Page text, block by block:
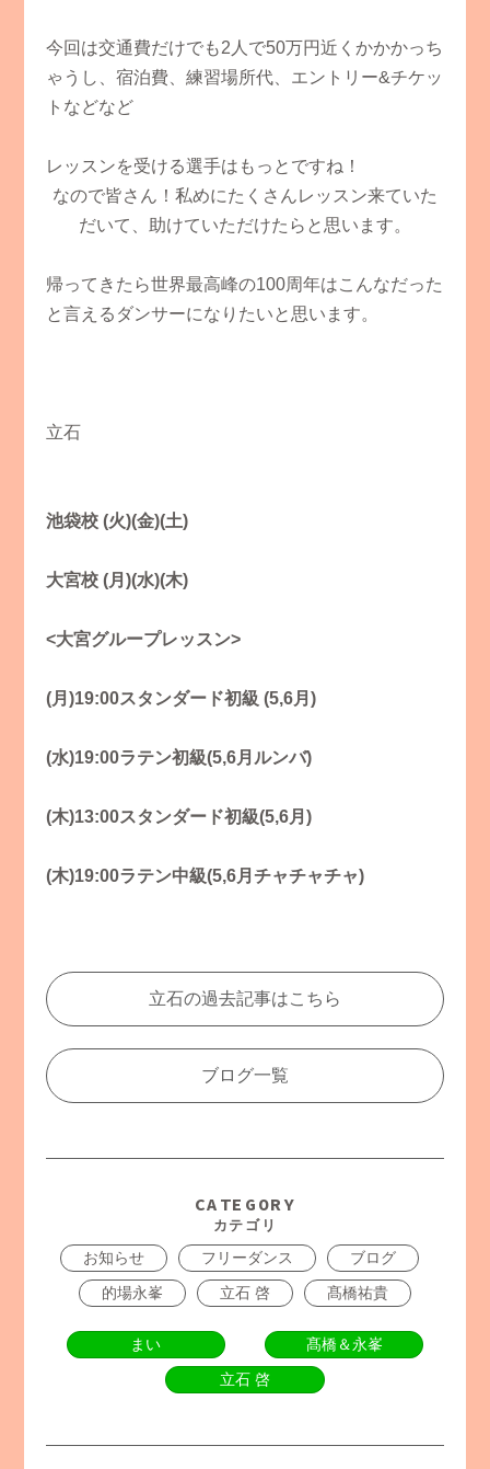
今回は交通費だけでも2人で50万円近くかかかっち
ゃうし、宿泊費、練習場所代、エントリー&チケッ
トなどなど
レッスンを受ける選手はもっとですね！
なので皆さん！私めにたくさんレッスン来ていた
だいて、助けていただけたらと思います。
帰ってきたら世界最高峰の100周年はこんなだった
と言えるダンサーになりたいと思います。
立石
池袋校 (火)(金)(土)
大宮校 (月)(水)(木)
<大宮グループレッスン>
(月)19:00スタンダード初級 (5,6月)
(水)19:00ラテン初級(5,6月ルンバ)
(木)13:00スタンダード初級(5,6月)
(木)19:00ラテン中級(5,6月チャチャチャ)
立石の過去記事はこちら
ブログ一覧
CATEGORY
カテゴリ
お知らせ フリーダンス
ブログ
的場永峯
立石 啓 髙橋祐貴
まい
髙橋＆永峯
立石 啓